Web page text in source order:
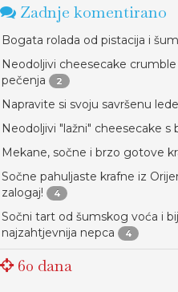
Zadnje komentirano
Bogata rolada od pistacija i
Neodoljivi cheesecake
pečenja
2
Napravite si svoju savršenu
Neodoljivi "lažni" cheesecake s
Mekane, sočne i brzo gotove
Sočne pahuljaste krafne iz
zalogaj!
4
Sočni tart od šumskog voća i
najzahtjevnija nepca
4
60 dana